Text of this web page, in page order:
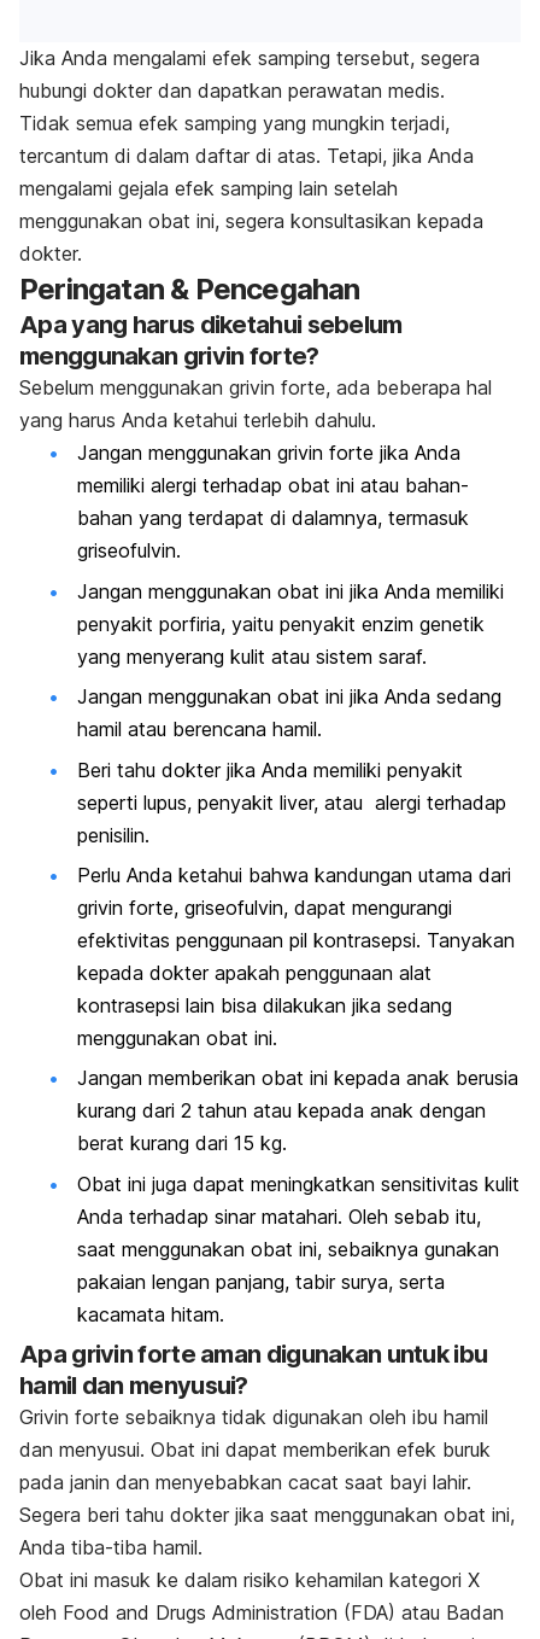
Jika Anda mengalami efek samping tersebut, segera
hubungi dokter dan dapatkan perawatan medis.
Tidak semua efek samping yang mungkin terjadi,
tercantum di dalam daftar di atas. Tetapi, jika Anda
mengalami gejala efek samping lain setelah
menggunakan obat ini, segera konsultasikan kepada
dokter.
Peringatan & Pencegahan
Apa yang harus diketahui sebelum
menggunakan grivin forte?
Sebelum menggunakan grivin forte, ada beberapa hal
yang harus Anda ketahui terlebih dahulu.
Jangan menggunakan grivin forte jika Anda
memiliki alergi terhadap obat ini atau bahan-
bahan yang terdapat di dalamnya, termasuk
griseofulvin.
Jangan menggunakan obat ini jika Anda memiliki
penyakit porfiria, yaitu penyakit enzim genetik
yang menyerang kulit atau sistem saraf.
Jangan menggunakan obat ini jika Anda sedang
hamil atau berencana hamil.
Beri tahu dokter jika Anda memiliki penyakit
seperti lupus, penyakit liver, atau alergi terhadap
penisilin.
Perlu Anda ketahui bahwa kandungan utama dari
grivin forte, griseofulvin, dapat mengurangi
efektivitas penggunaan pil kontrasepsi. Tanyakan
kepada dokter apakah penggunaan alat
kontrasepsi lain bisa dilakukan jika sedang
menggunakan obat ini.
Jangan memberikan obat ini kepada anak berusia
kurang dari 2 tahun atau kepada anak dengan
berat kurang dari 15 kg.
Obat ini juga dapat meningkatkan sensitivitas kulit
Anda terhadap sinar matahari. Oleh sebab itu,
saat menggunakan obat ini, sebaiknya gunakan
pakaian lengan panjang, tabir surya, serta
kacamata hitam.
Apa grivin forte aman digunakan untuk ibu
hamil dan menyusui?
Grivin forte sebaiknya tidak digunakan oleh ibu hamil
dan menyusui. Obat ini dapat memberikan efek buruk
pada janin dan menyebabkan cacat saat bayi lahir.
Segera beri tahu dokter jika saat menggunakan obat ini,
Anda tiba-tiba hamil.
Obat ini masuk ke dalam risiko kehamilan kategori X
oleh Food and Drugs Administration (FDA) atau Badan